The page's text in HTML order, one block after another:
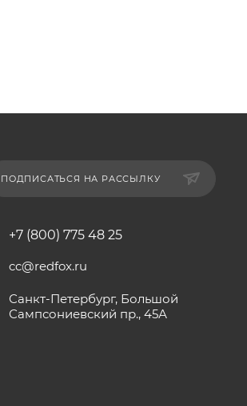
ПОДПИСАТЬСЯ НА РАССЫЛКУ
+7 (800) 775 48 25
cc@redfox.ru
Санкт-Петербург, Большой
Сампсониевский пр., 45А